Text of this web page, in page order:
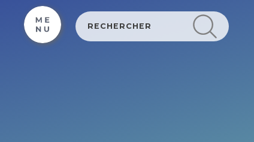
Cookies beheer paneel